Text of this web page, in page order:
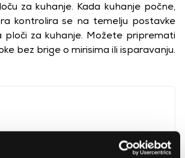
80.
za kuhanje. Kada kuhanje počne,
kontrolira se na temelju postavke
za kuhanje. Možete pripremati
bez brige o mirisima ili isparavanju.